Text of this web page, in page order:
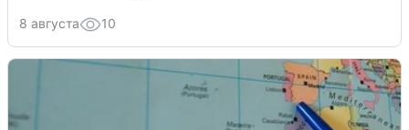
8 августа 10